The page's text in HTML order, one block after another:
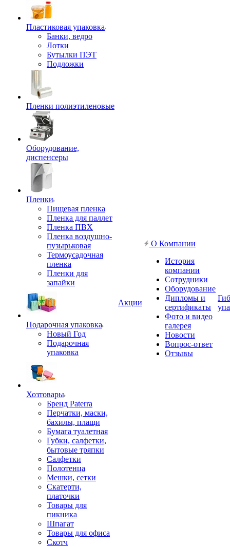
Пластиковая упаковка
Банки, ведро
Лотки
Бутылки ПЭТ
Подложки
Пленки полиэтиленовые
Оборудование,
диспенсеры
Пленки
Пищевая пленка
Пленка для паллет
Пленка ПВХ
Пленка воздушно-
пузырьковая
Термоусадочная
пленка
Пленки для
запайки
Подарочная упаковка
Новый Год
Подарочная
упаковка
Хозтовары
Бренд Paterra
Перчатки, маски,
бахилы, плащи
Бумага туалетная
Губки, салфетки,
бытовые тряпки
Салфетки
Полотенца
Мешки, сетки
Скатерти,
платочки
Товары для
пикника
Шпагат
Товары для офиса
Скотч
Акции
О Компании
История
компании
Сотрудники
Оборудование
Дипломы и
сертификаты
Фото и видео
галерея
Новости
Вопрос-ответ
Отзывы